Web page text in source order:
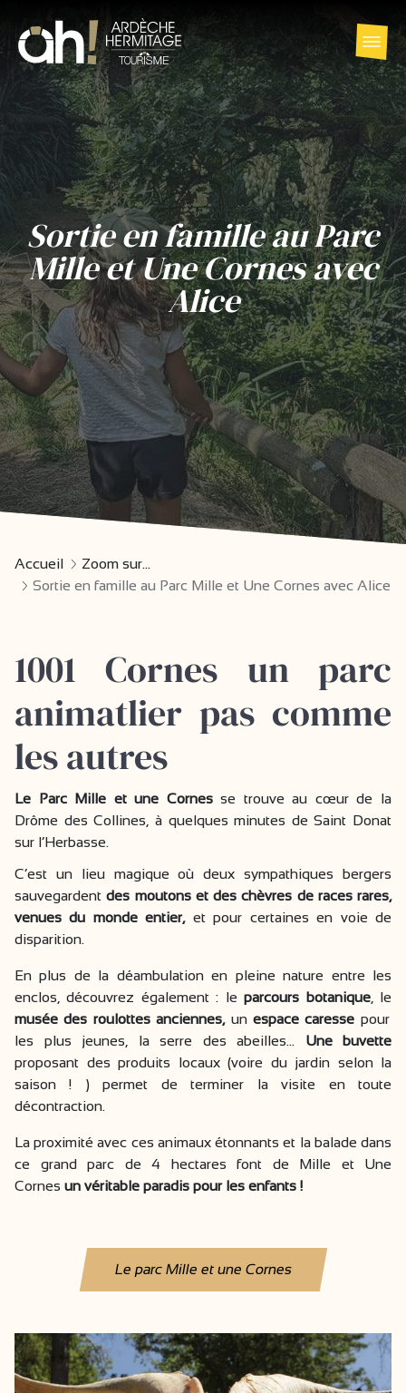
Sortie en famille au Parc
Mille et Une Cornes avec
Alice
Accueil
Zoom sur...
Sortie en famille au Parc Mille et Une Cornes avec Alice
1001 Cornes un parc
animatlier pas comme
les autres
Le Parc Mille et une Cornesse trouve au cœur de la
Drôme des Collines, à quelques minutes de Saint Donat
sur l’Herbasse.
C’est un lieu magique où deux sympathiques bergers
sauvegardentdes moutons et des chèvres de races rares,
venues du monde entier, et pour certaines en voie de
disparition.
En plus de la déambulation en pleine nature entre les
enclos, découvrez également : leparcours botanique, le
musée des roulottes anciennes,un espace caresse pour
les plus jeunes, la serre des abeilles… Une buvette
proposant des produits locaux (voire du jardin selon la
saison ! ) permet de terminer la visite en toute
décontraction.
La proximité avec ces animaux étonnants et la balade dans
ce grand parc de 4 hectares font de Mille et Une
Cornes un véritable paradis pour les enfants !
Le parc Mille et une Cornes